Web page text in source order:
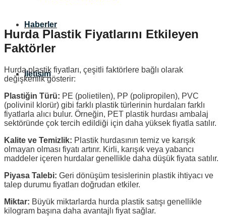
Haberler
İletişim
Hurda Plastik Fiyatlarını Etkileyen
Faktörler
Hurda plastik fiyatları, çeşitli faktörlere bağlı olarak
değişkenlik gösterir:
Plastiğin Türü: PE (polietilen), PP (polipropilen), PVC
(polivinil klorür) gibi farklı plastik türlerinin hurdaları farklı
fiyatlarla alıcı bulur. Örneğin, PET plastik hurdası ambalaj
sektöründe çok tercih edildiği için daha yüksek fiyatla satılır.
Kalite ve Temizlik: Plastik hurdasının temiz ve karışık
olmayan olması fiyatı artırır. Kirli, karışık veya yabancı
maddeler içeren hurdalar genellikle daha düşük fiyata satılır.
Piyasa Talebi: Geri dönüşüm tesislerinin plastik ihtiyacı ve
talep durumu fiyatları doğrudan etkiler.
Miktar: Büyük miktarlarda hurda plastik satışı genellikle
kilogram başına daha avantajlı fiyat sağlar.